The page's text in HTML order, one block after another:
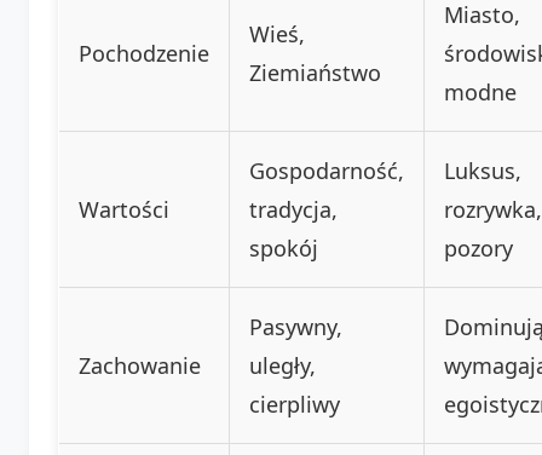
Pochodzenie
Wieś,
Ziemiaństwo
Miasto,
modne
Wartości
Gospodarność,
tradycja,
spokój
Luksus,
rozrywka,
pozory
Zachowanie
Pasywny,
uległy,
cierpliwy